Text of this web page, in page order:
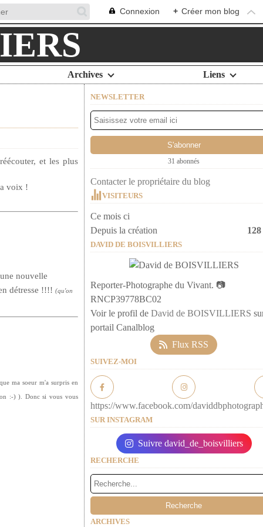
Connexion + Créer mon blog
Archives Liens
et les plus
voix !
nouvelle
détresse !!!! (qu'on
ma soeur m'a surpris en
:-) ). Donc si vous vous
NEWSLETTER
31 abonnés
Contacter le propriétaire du blog
VISITEURS
Ce mois ci
Depuis la création
DAVID DE BOISVILLIERS
Reporter-Photographe du Vivant. 📷
RNCP39778BC02
Voir le profil de David de BOISVILLIERS
portail Canalblog
Flux RSS
SUIVEZ-MOI
https://www.facebook.com/
SUR INSTAGRAM
Suivre david_de_boisvilliers
RECHERCHE
ARCHIVES